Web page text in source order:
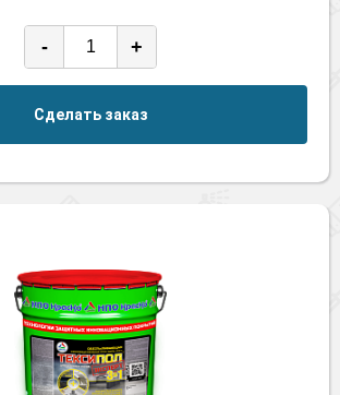
- +
Сделать заказ